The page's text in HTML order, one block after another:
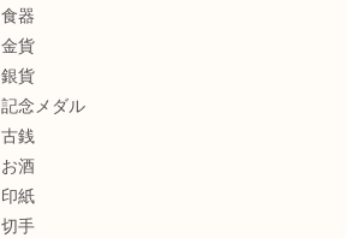
食器
金貨
銀貨
記念メダル
古銭
お酒
印紙
切手